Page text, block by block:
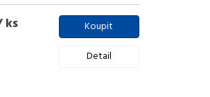
Koupit
Detail